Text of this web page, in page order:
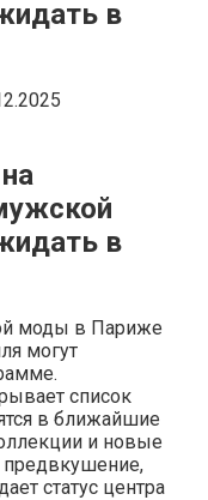
в
в
моды в Париже
могут
список
в ближайшие
и новые
предвкушение,
статус центра